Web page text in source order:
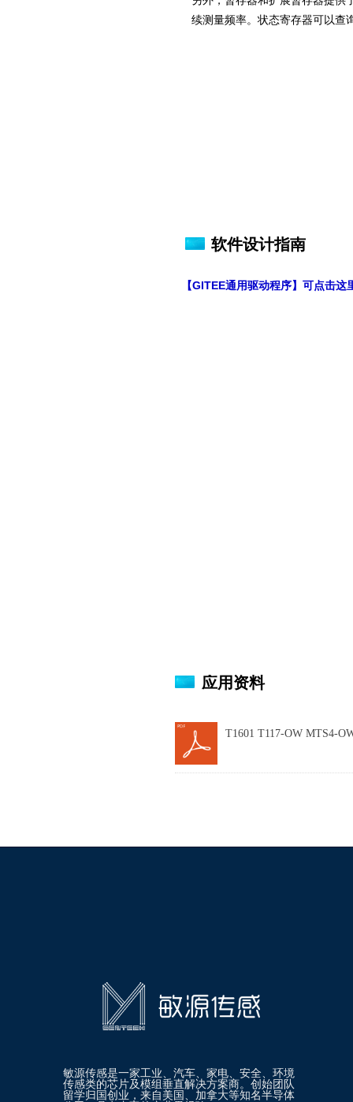
软件设计指南
续测量频率。状态寄存器可以查
【GITEE通用驱动程序】可点击这
T1601 T117-OW MTS4-
应用资料
敏源传感是一家工业、汽车、家电、安全、环境
传感类的芯片及模组垂直解决方案商。创始团队
留学归国创业，来自美国、加拿大等知名半导体